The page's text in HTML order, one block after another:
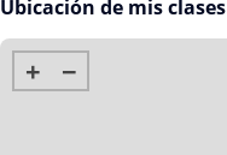
Ubicación de mis clases
+ −